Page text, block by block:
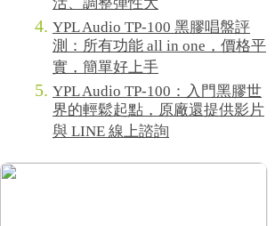
活、調整彈性大
YPL Audio TP-100 黑膠唱盤評
測：所有功能 all in one，價格平
實，簡單好上手
YPL Audio TP-100：入門黑膠世
界的輕鬆起點，原廠還提供影片
與 LINE 線上諮詢